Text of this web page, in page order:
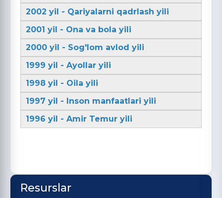
2002 yil - Qariyalarni qadrlash yili
2001 yil - Ona va bola yili
2000 yil - Sog'lom avlod yili
1999 yil - Ayollar yili
1998 yil - Oila yili
1997 yil - Inson manfaatlari yili
1996 yil - Amir Temur yili
Resurslar